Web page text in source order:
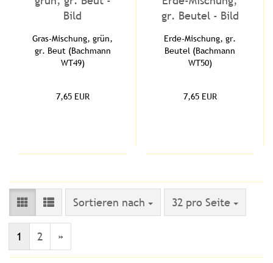
Gras-Mischung, grün,
gr. Beut (Bachmann
WT49)
7,65 EUR
Erde-Mischung, gr.
Beutel (Bachmann
WT50)
7,65 EUR
Sortieren nach
Sortieren nach 32 pro Seite
pro Seite
1 2 »